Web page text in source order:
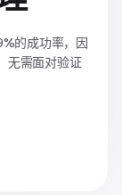
的成功率，因
无需面对验证